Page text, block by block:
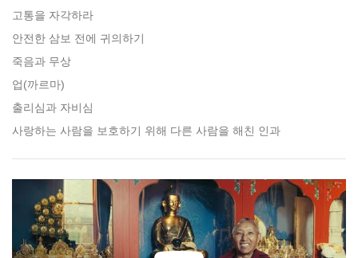
고통을 자각하라
안전한 삼보 전에 귀의하기
죽음과 무상
업(까르마)
출리심과 자비심
사랑하는 사람을 보호하기 위해 다른 사람을 해친 인과